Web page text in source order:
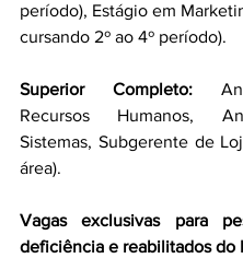
período), Estágio em
cursando 2º ao 4º período).
Superior Completo:
Recursos Humanos,
Sistemas, Subgerente de
área).
Vagas exclusivas para
deficiência e reabilitados do